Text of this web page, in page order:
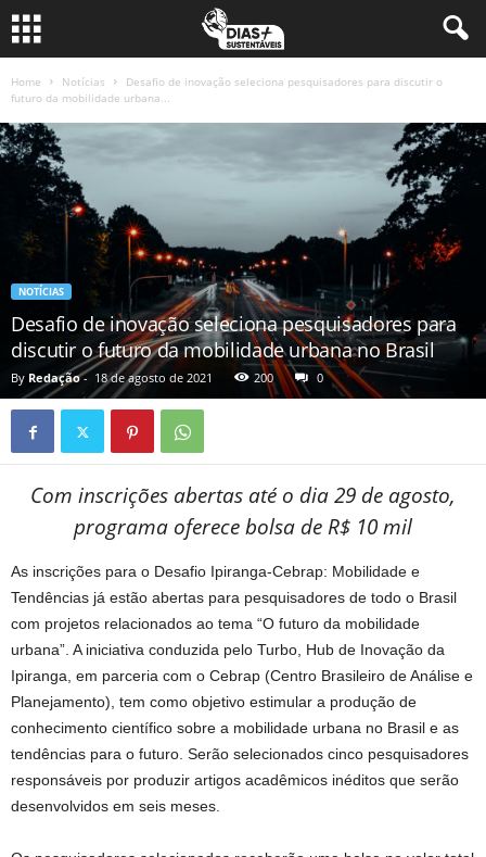
Home Notícias
Desafio de inovação seleciona pesquisadores para discutir o
futuro da mobilidade urbana...
NOTÍCIAS
Desafio de inovação seleciona pesquisadores para
discutir o futuro da mobilidade urbana no Brasil
By Redação- 18 de agosto de 2021 200 0
Com inscrições abertas até o dia 29 de agosto,
programa oferece bolsa de R$ 10 mil
As inscrições para o Desafio Ipiranga-Cebrap: Mobilidade e
Tendências já estão abertas para pesquisadores de todo o Brasil
com projetos relacionados ao tema “O futuro da mobilidade
urbana”. A iniciativa conduzida pelo Turbo, Hub de Inovação da
Ipiranga, em parceria com o Cebrap (Centro Brasileiro de Análise e
Planejamento), tem como objetivo estimular a produção de
conhecimento científico sobre a mobilidade urbana no Brasil e as
tendências para o futuro. Serão selecionados cinco pesquisadores
responsáveis por produzir artigos acadêmicos inéditos que serão
desenvolvidos em seis meses.